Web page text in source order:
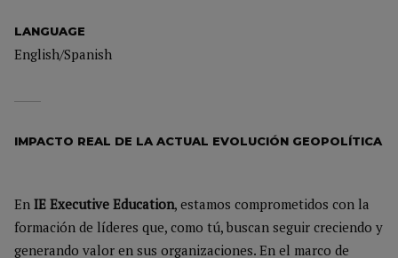
LANGUAGE
English/Spanish
IMPACTO REAL DE LA ACTUAL EVOLUCIÓN GEOPOLÍTICA
En IE Executive Education, estamos comprometidos con la
formación de líderes que, como tú, buscan seguir creciendo y
generando valor en sus organizaciones. En el marco de